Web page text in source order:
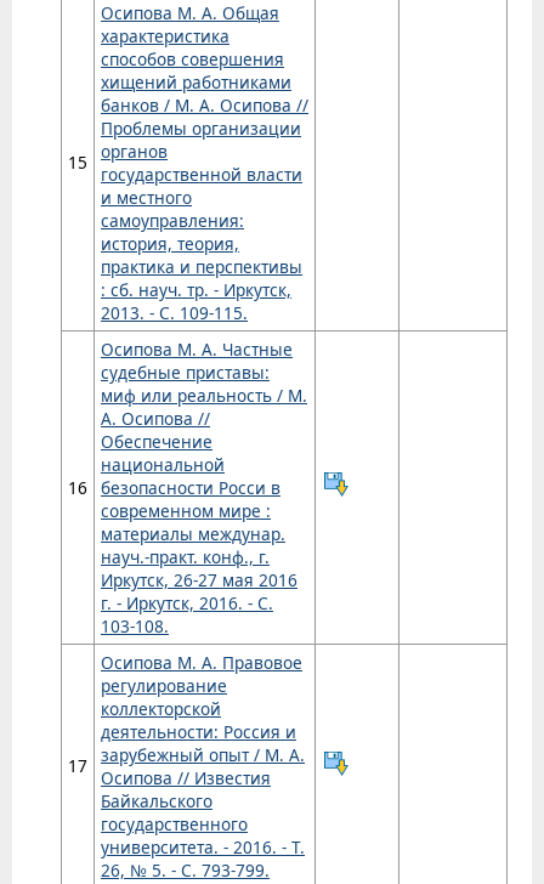
15
Осипова М. А. Общая
характеристика
способов совершения
хищений работниками
банков / М. А. Осипова //
Проблемы организации
органов
государственной власти
и местного
самоуправления:
история, теория,
практика и перспективы
: сб. науч. тр. - Иркутск,
2013. - С. 109-115.
16
Осипова М. А. Частные
судебные приставы:
миф или реальность / М.
А. Осипова //
Обеспечение
национальной
безопасности Росси в
современном мире :
материалы междунар.
науч.-практ. конф., г.
Иркутск, 26-27 мая 2016
г. - Иркутск, 2016. - С.
103-108.
17
Осипова М. А. Правовое
регулирование
коллекторской
деятельности: Россия и
зарубежный опыт / М. А.
Осипова // Известия
Байкальского
государственного
университета. - 2016. - Т.
26, № 5. - С. 793-799.